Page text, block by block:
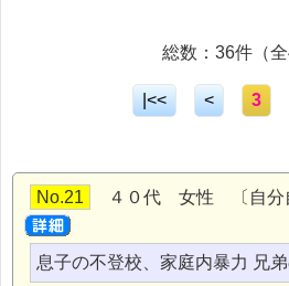
総数：36件（全
|<< < 3
No.21 ４０代 女性 〔自分
息子の不登校、家庭内暴力 兄